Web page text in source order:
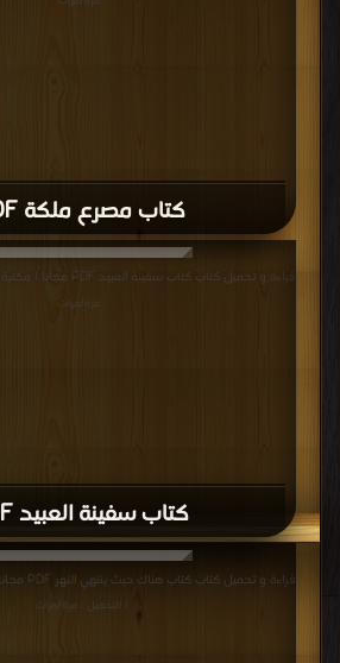
كتاب مصرع ملكة PDF
كتاب سفينة العبيد PDF
قراءة و تحميل كتاب كتاب سفينة العبيد PDF مجانا | مكتبة >
: مرة/مرات
قراءة و تحميل كتاب كتاب هناك حيث ينتهي النهر PDF مجانا | مكتبة >
| التحميل : مرة/مرات